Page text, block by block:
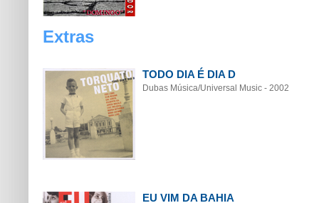
Extras
TODO DIA É DIA D
Dubas Música/Universal Music - 2002
EU VIM DA BAHIA